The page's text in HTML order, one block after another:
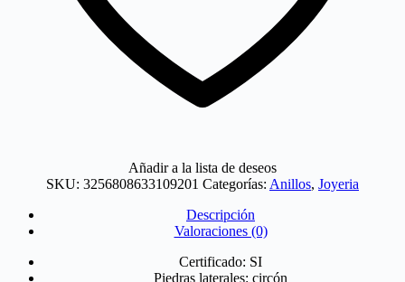
3
quilates
para
hombres
Añadir a la lista de deseos
SKU: 3256808633109201 Categorías: Anillos, Joyeria
Descripción
Valoraciones (0)
Certificado: SI
Piedras laterales: circón